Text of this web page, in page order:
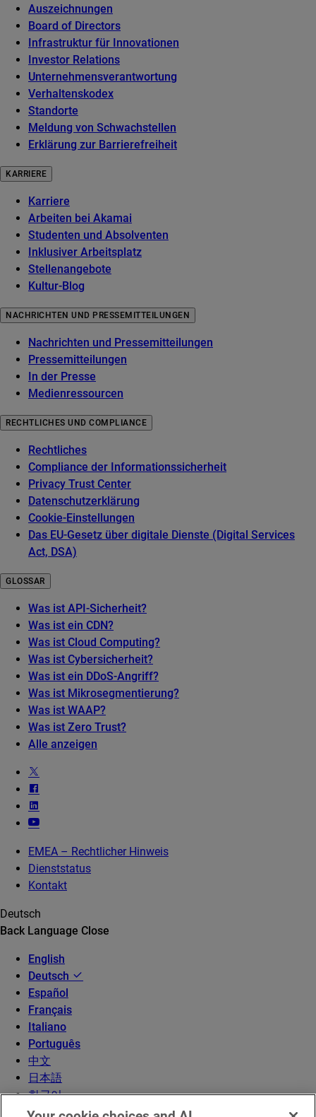
Auszeichnungen
Board of Directors
Infrastruktur für Innovationen
Investor Relations
Unternehmensverantwortung
Verhaltenskodex
Standorte
Meldung von Schwachstellen
Erklärung zur Barrierefreiheit
KARRIERE
Karriere
Arbeiten bei Akamai
Studenten und Absolventen
Inklusiver Arbeitsplatz
Stellenangebote
Kultur-Blog
NACHRICHTEN UND PRESSEMITTEILUNGEN
Nachrichten und Pressemitteilungen
Pressemitteilungen
In der Presse
Medienressourcen
RECHTLICHES UND COMPLIANCE
Rechtliches
Compliance der Informationssicherheit
Privacy Trust Center
Datenschutzerklärung
Cookie-Einstellungen
Das EU-Gesetz über digitale Dienste (Digital Services
Act, DSA)
GLOSSAR
Was ist API-Sicherheit?
Was ist ein CDN?
Was ist Cloud Computing?
Was ist Cybersicherheit?
Was ist ein DDoS-Angriff?
Was ist Mikrosegmentierung?
Was ist WAAP?
Was ist Zero Trust?
Alle anzeigen
EMEA – Rechtlicher Hinweis
Dienststatus
Kontakt
Deutsch
Back Language Close
English
Deutsch
Español
Français
Italiano
Português
中文
日本語
한국어